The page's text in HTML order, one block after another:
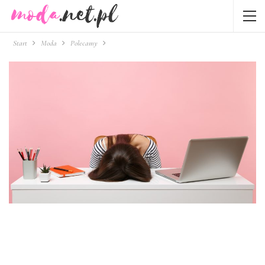
Start Moda Polecamy